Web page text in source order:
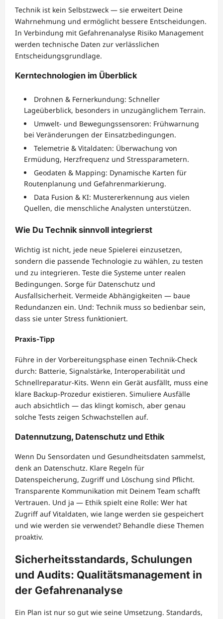
Technik ist kein Selbstzweck — sie erweitert Deine
Wahrnehmung und ermöglicht bessere Entscheidungen.
In Verbindung mit Gefahrenanalyse Risiko Management
werden technische Daten zur verlässlichen
Entscheidungsgrundlage.
Kerntechnologien im Überblick
Drohnen & Fernerkundung: Schneller
Lageüberblick, besonders in unzugänglichem Terrain.
Umwelt- und Bewegungssensoren: Frühwarnung
bei Veränderungen der Einsatzbedingungen.
Telemetrie & Vitaldaten: Überwachung von
Ermüdung, Herzfrequenz und Stressparametern.
Geodaten & Mapping: Dynamische Karten für
Routenplanung und Gefahrenmarkierung.
Data Fusion & KI: Mustererkennung aus vielen
Quellen, die menschliche Analysten unterstützen.
Wie Du Technik sinnvoll integrierst
Wichtig ist nicht, jede neue Spielerei einzusetzen,
sondern die passende Technologie zu wählen, zu testen
und zu integrieren. Teste die Systeme unter realen
Bedingungen. Sorge für Datenschutz und
Ausfallsicherheit. Vermeide Abhängigkeiten — baue
Redundanzen ein. Und: Technik muss so bedienbar sein,
dass sie unter Stress funktioniert.
Praxis-Tipp
Führe in der Vorbereitungsphase einen Technik-Check
durch: Batterie, Signalstärke, Interoperabilität und
Schnellreparatur-Kits. Wenn ein Gerät ausfällt, muss eine
klare Backup-Prozedur existieren. Simuliere Ausfälle
auch absichtlich — das klingt komisch, aber genau
solche Tests zeigen Schwachstellen auf.
Datennutzung, Datenschutz und Ethik
Wenn Du Sensordaten und Gesundheitsdaten sammelst,
denk an Datenschutz. Klare Regeln für
Datenspeicherung, Zugriff und Löschung sind Pflicht.
Transparente Kommunikation mit Deinem Team schafft
Vertrauen. Und ja — Ethik spielt eine Rolle: Wer hat
Zugriff auf Vitaldaten, wie lange werden sie gespeichert
und wie werden sie verwendet? Behandle diese Themen
proaktiv.
Sicherheitsstandards, Schulungen
und Audits: Qualitätsmanagement in
der Gefahrenanalyse
Ein Plan ist nur so gut wie seine Umsetzung. Standards,